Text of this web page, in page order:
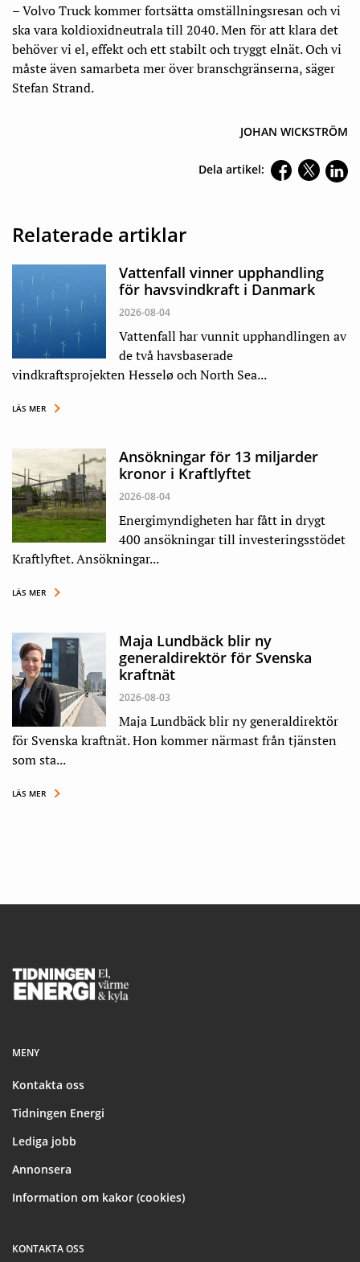
– Volvo Truck kommer fortsätta omställningsresan och vi
ska vara koldioxidneutrala till 2040. Men för att klara det
behöver vi el, effekt och ett stabilt och tryggt elnät. Och vi
måste även samarbeta mer över branschgränserna, säger
Stefan Strand.
JOHAN WICKSTRÖM
Dela artikel:
Relaterade artiklar
Vattenfall vinner upphandling
för havsvindkraft i Danmark
2026-08-04
Vattenfall har vunnit upphandlingen av
de två havsbaserade
vindkraftsprojekten Hesselø och North Sea...
LÄS MER
Ansökningar för 13 miljarder
kronor i Kraftlyftet
2026-08-04
Energimyndigheten har fått in drygt
400 ansökningar till investeringsstödet
Kraftlyftet. Ansökningar...
LÄS MER
Maja Lundbäck blir ny
generaldirektör för Svenska
kraftnät
2026-08-03
Maja Lundbäck blir ny generaldirektör
för Svenska kraftnät. Hon kommer närmast från tjänsten
som sta...
LÄS MER
Footer
MENY
Kontakta oss
Tidningen Energi
Lediga jobb
Annonsera
Information om kakor (cookies)
KONTAKTA OSS